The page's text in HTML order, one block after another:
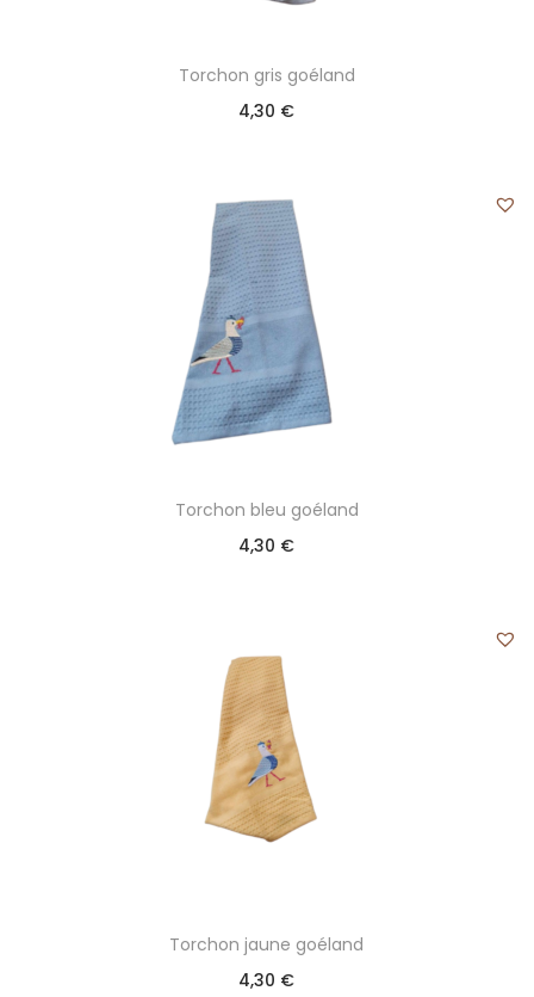
Torchon gris goéland
4,30 €
Torchon bleu goéland
4,30 €
Torchon jaune goéland
4,30 €